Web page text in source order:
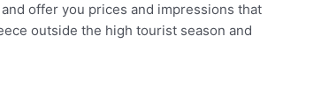
offer you prices and impressions that
outside the high tourist season and